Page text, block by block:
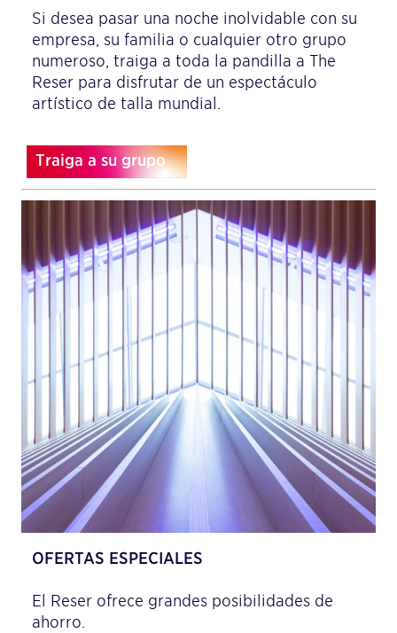
Si desea pasar una noche inolvidable con su
empresa, su familia o cualquier otro grupo
numeroso, traiga a toda la pandilla a The
Reser para disfrutar de un espectáculo
artístico de talla mundial.
Traiga a su grupo
Traiga a su grupo
OFERTAS ESPECIALES
El Reser ofrece grandes posibilidades de
ahorro.